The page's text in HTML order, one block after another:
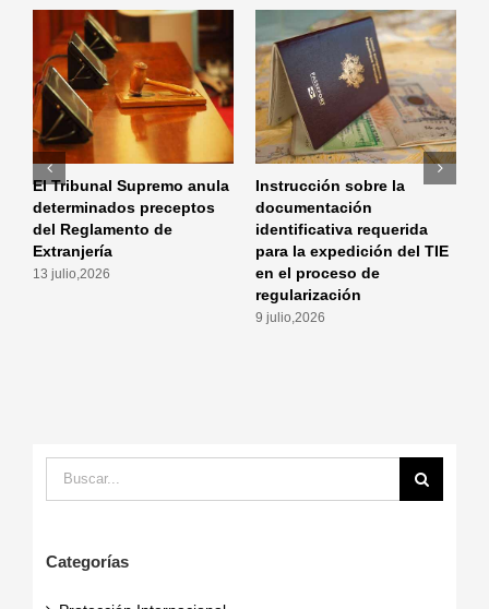
El Tribunal Supremo anula
determinados preceptos
del Reglamento de
Extranjería
13 julio,2026
Instrucción sobre la
documentación
identificativa requerida
para la expedición del TIE
en el proceso de
regularización
9 julio,2026
Buscar:
Categorías